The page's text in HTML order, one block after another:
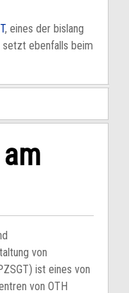
, eines der bislang
setzt ebenfalls beim
von
ist eines von
von OTH